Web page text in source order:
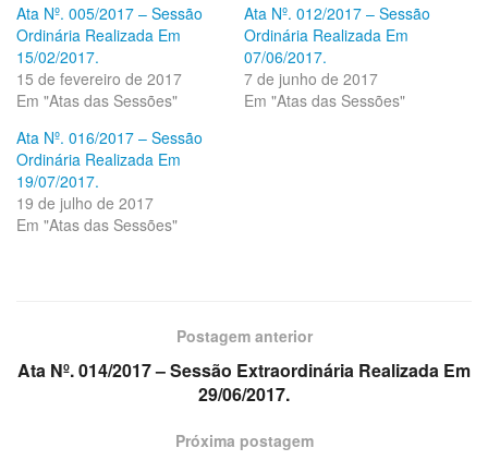
Ata Nº. 005/2017 – Sessão
Ordinária Realizada Em
15/02/2017.
15 de fevereiro de 2017
Em "Atas das Sessões"
Ata Nº. 012/2017 – Sessão
Ordinária Realizada Em
07/06/2017.
7 de junho de 2017
Em "Atas das Sessões"
Ata Nº. 016/2017 – Sessão
Ordinária Realizada Em
19/07/2017.
19 de julho de 2017
Em "Atas das Sessões"
Postagem anterior
Ata Nº. 014/2017 – Sessão Extraordinária Realizada Em
29/06/2017.
Próxima postagem